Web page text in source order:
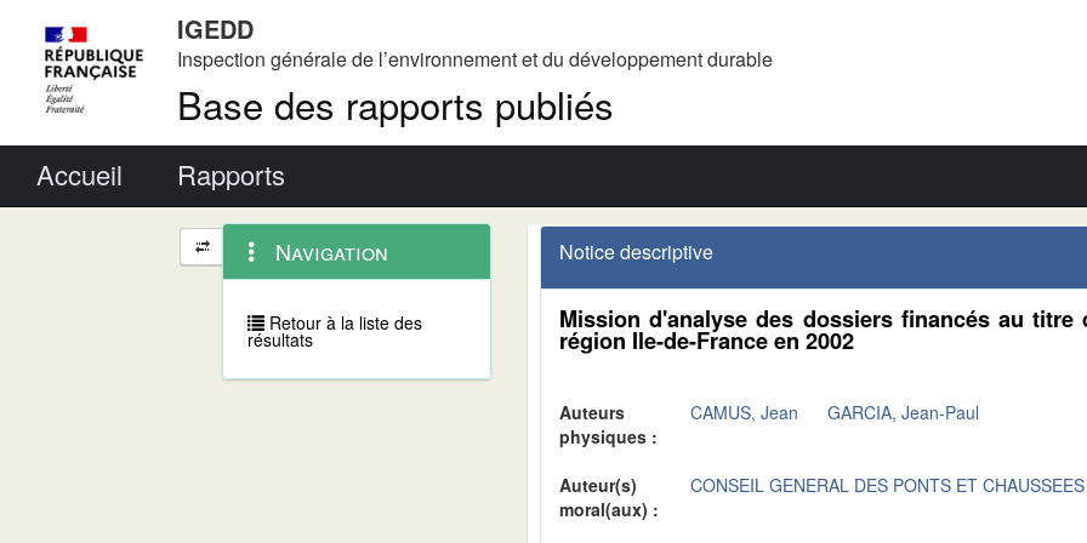
IGEDD
Inspection générale de l’environnement et du développement durable
Base des rapports publiés
Accueil Rapports
Navigation
et
outils
annexes
contextuel
Navigation
Retour à la liste des
résultats
Notice descriptive
Mission d'analyse des dossiers financés au titre
région Ile-de-France en 2002
Auteurs
physiques :
CAMUS, Jean GARCIA, Jean-Paul
Auteur(s)
moral(aux) :
CONSEIL GENERAL DES PONTS ET